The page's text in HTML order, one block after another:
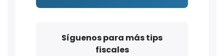
Síguenos para más tips
fiscales